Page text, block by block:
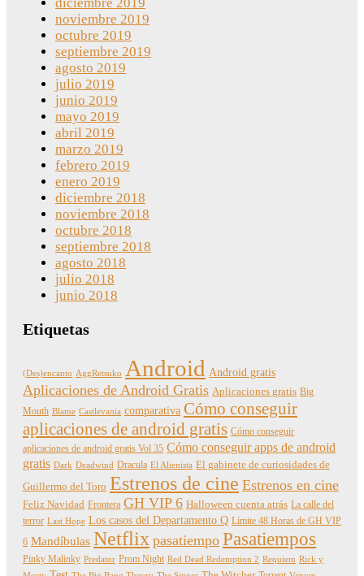
noviembre 2019
octubre 2019
septiembre 2019
agosto 2019
julio 2019
junio 2019
mayo 2019
abril 2019
marzo 2019
febrero 2019
enero 2019
diciembre 2018
noviembre 2018
octubre 2018
septiembre 2018
agosto 2018
julio 2018
junio 2018
Etiquetas
(Des)encanto AggRetsuko Android Android gratis
Aplicaciones de Android Gratis Aplicaciones gratis Big
Mouth Blame Castlevania comparativa Cómo conseguir
aplicaciones de android gratis Cómo conseguir
aplicaciones de android gratis Vol 35 Cómo conseguir apps de android
gratis Dark Deadwind Dracula El Alienista El gabinete de curiosidades de
Guillermo del Toro Estrenos de cine Estrenos en cine
Feliz Navidad Frontera GH VIP 6 Halloween cuenta atrás La calle del
terror Last Hope Los casos del Departamento Q Límite 48 Horas de GH VIP
6 Mandíbulas Netflix pasatiempo Pasatiempos
Pinky Malinky Predator Prom Night Red Dead Redemption 2 Requiem Rick y